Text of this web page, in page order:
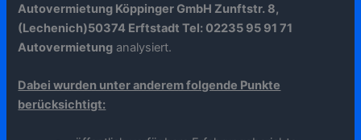
Autovermietung Köppinger GmbH Zunftstr. 8,
(Lechenich)50374 Erftstadt Tel: 02235 95 91 71
Autovermietung analysiert.
Dabei wurden unter anderem folgende Punkte
berücksichtigt: